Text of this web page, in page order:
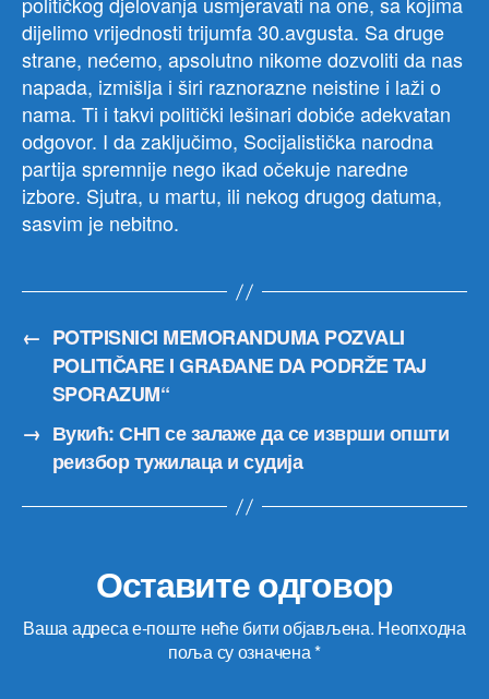
dijelimo vrijednosti trijumfa 30.avgusta. Sa druge
strane, nećemo, apsolutno nikome dozvoliti da nas
napada, izmišlja i širi raznorazne neistine i laži o
nama. Ti i takvi politički lešinari dobiće adekvatan
odgovor. I da zaključimo, Socijalistička narodna
partija spremnije nego ikad očekuje naredne
izbore. Sjutra, u martu, ili nekog drugog datuma,
sasvim je nebitno.
← POTPISNICI MEMORANDUMA POZVALI
POLITIČARE I GRAĐANE DA PODRŽE TAJ
SPORAZUM“
→ Вукић: СНП се залаже да се изврши општи
реизбор тужилаца и судија
Оставите одговор
Ваша адреса е-поште неће бити објављена. Неопходна
поља су означена*